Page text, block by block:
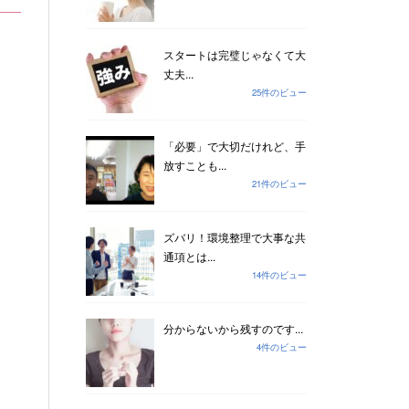
スタートは完璧じゃなくて大
丈夫...
25件のビュー
「必要」で大切だけれど、手
放すことも...
21件のビュー
ズバリ！環境整理で大事な共
通項とは...
14件のビュー
分からないから残すのです...
4件のビュー